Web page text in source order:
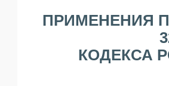
ПРИМЕНЕНИЯ
КОДЕКСА